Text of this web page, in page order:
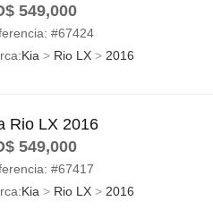
549,000
#67424
Kia > Rio LX> 2016
Rio LX 2016
549,000
#67417
Kia > Rio LX> 2016